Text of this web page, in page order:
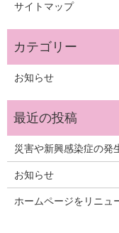
サイトマップ
お知らせ
災害や新興感染症の発
お知らせ
ホームページをリニュ